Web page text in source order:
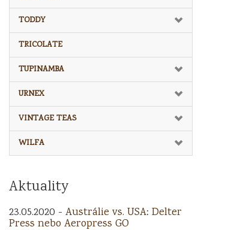
TODDY
TRICOLATE
TUPINAMBA
URNEX
VINTAGE TEAS
WILFA
Aktuality
23.05.2020 - Austrálie vs. USA: Delter
Press nebo Aeropress GO